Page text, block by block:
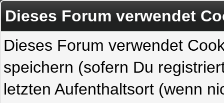
Dieses Forum verwendet
Dieses Forum verwendet
speichern (sofern Du
letzten Aufenthaltsort (wenn